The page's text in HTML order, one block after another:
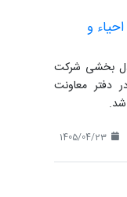
و
بخشی شرکت
منطقه ای قم 22 تیرماه 1405 در دفتر معاونت
شد.